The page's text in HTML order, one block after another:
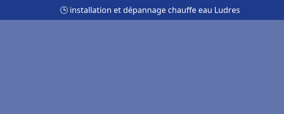
🕒 installation et dépannage chauffe eau Ludres